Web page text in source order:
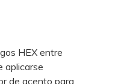
HEX entre
aplicarse
de acento para